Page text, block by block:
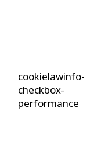
cookielawinfo-
checkbox-
performance